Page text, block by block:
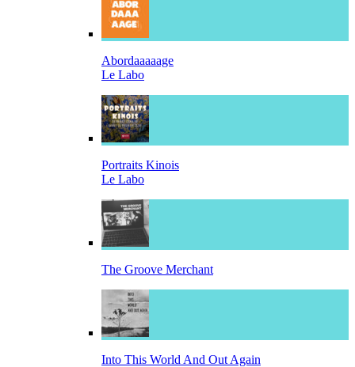
Abordaaaaage
Le Labo
Portraits Kinois
Le Labo
The Groove Merchant
Into This World And Out Again